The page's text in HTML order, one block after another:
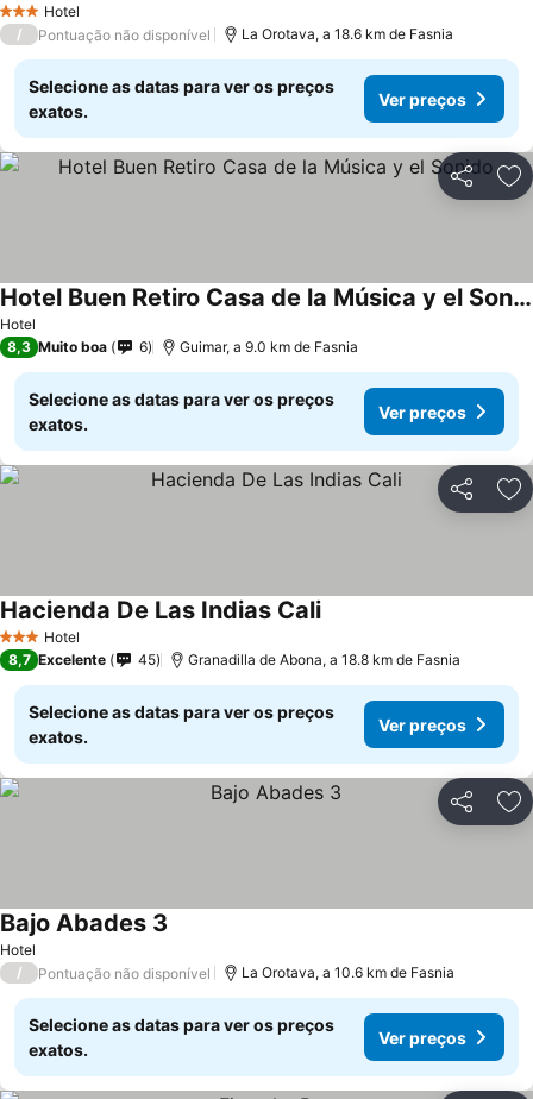
3 EstrelasHotel
/ Pontuação não disponível La Orotava, a 18.6 km de Fasnia
Selecione as datas para ver os preços
exatos.
Ver preços
Partilhar
Hotel
Hotel Buen Retiro Casa de la Música y el Sonido
8,3 Muito boa 6 Guimar, a 9.0 km de Fasnia
Selecione as datas para ver os preços
exatos.
Ver preços
Partilhar
3 EstrelasHotel
Hacienda De Las Indias Cali
8,7 Excelente 45 Granadilla de Abona, a 18.8 km de Fasnia
Selecione as datas para ver os preços
exatos.
Ver preços
Partilhar
Hotel
Bajo Abades 3
/ Pontuação não disponível La Orotava, a 10.6 km de Fasnia
Selecione as datas para ver os preços
exatos.
Ver preços